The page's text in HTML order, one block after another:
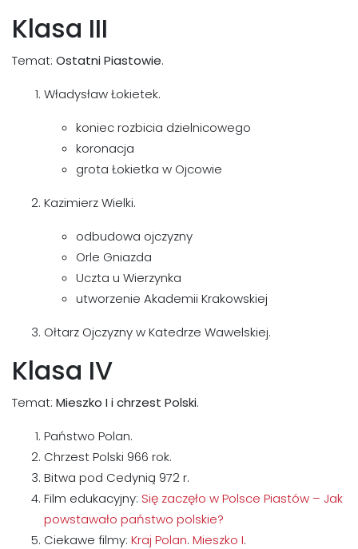
Klasa III
Temat: Ostatni Piastowie.
Władysław Łokietek.
koniec rozbicia dzielnicowego
koronacja
grota Łokietka w Ojcowie
Kazimierz Wielki.
odbudowa ojczyzny
Orle Gniazda
Uczta u Wierzynka
utworzenie Akademii Krakowskiej
Ołtarz Ojczyzny w Katedrze Wawelskiej.
Klasa IV
Temat: Mieszko I i chrzest Polski.
Państwo Polan.
Chrzest Polski 966 rok.
Bitwa pod Cedynią 972 r.
Film edukacyjny: Się zaczęło w Polsce Piastów – Jak
powstawało państwo polskie?
Ciekawe filmy: Kraj Polan. Mieszko I.